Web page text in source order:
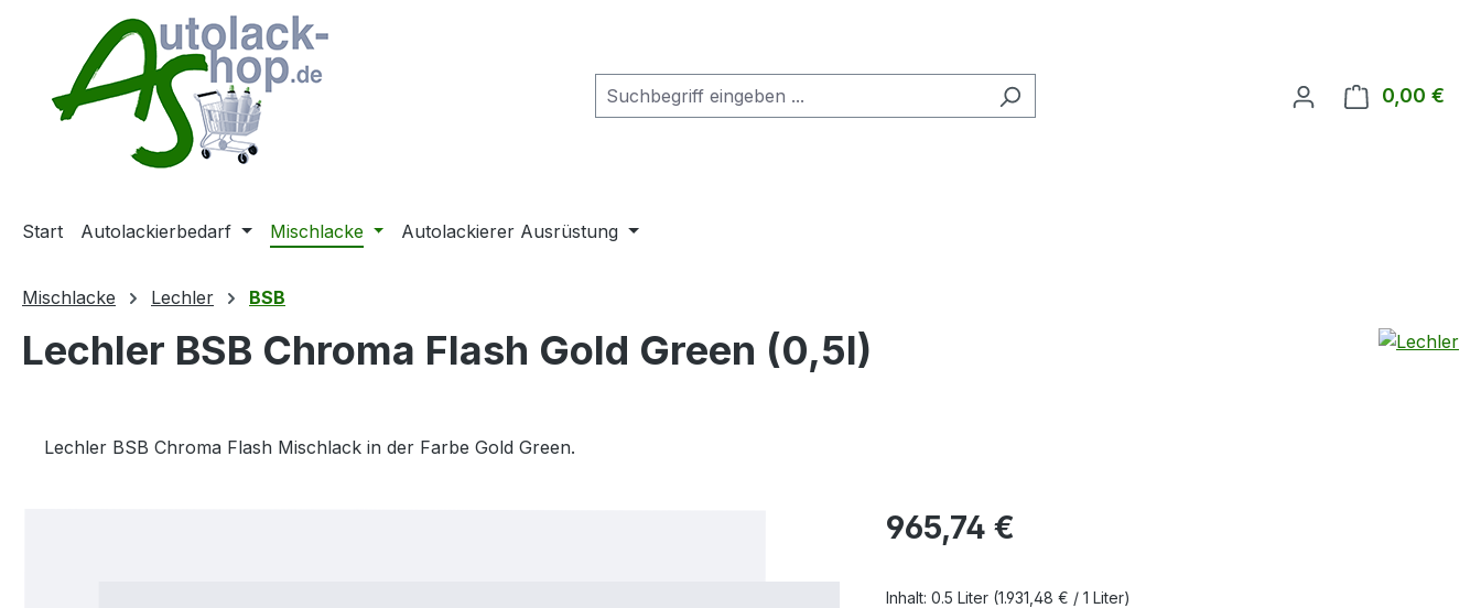
Hauptinhalt springen
Zur Suche springen
Zur Hauptnavigation springen
0,00 €
Start Autolackierbedarf Mischlacke Autolackierer Ausrüstung
Mischlacke Lechler BSB
Lechler BSB Chroma Flash Gold Green (0,5l)
Lechler BSB Chroma Flash Mischlack in der Farbe Gold Green.
Regulärer Preis:
965,74 €
Inhalt: 0.5 Liter (1.931,48 € / 1 Liter)